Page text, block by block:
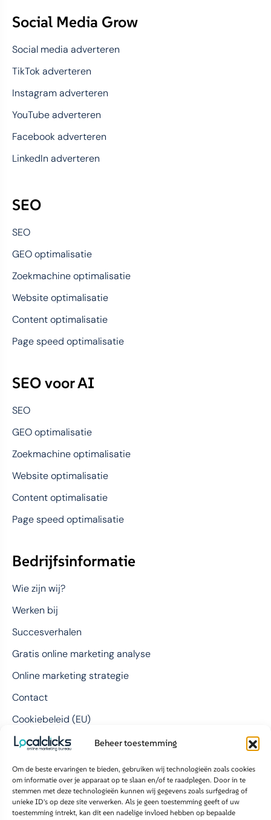
Beheer toestemming
Om de beste ervaringen te bieden, gebruiken wij technologieën zoals cookies
om informatie over je apparaat op te slaan en/of te raadplegen. Door in te
stemmen met deze technologieën kunnen wij gegevens zoals surfgedrag of
unieke ID's op deze site verwerken. Als je geen toestemming geeft of uw
toestemming intrekt, kan dit een nadelige invloed hebben op bepaalde
Social Media Grow
Social media adverteren
TikTok adverteren
Instagram adverteren
YouTube adverteren
Facebook adverteren
LinkedIn adverteren
SEO
SEO
GEO optimalisatie
Zoekmachine optimalisatie
Website optimalisatie
Content optimalisatie
Page speed optimalisatie
SEO voor AI
SEO
GEO optimalisatie
Zoekmachine optimalisatie
Website optimalisatie
Content optimalisatie
Page speed optimalisatie
Bedrijfsinformatie
Wie zijn wij?
Werken bij
Succesverhalen
Gratis online marketing analyse
Online marketing strategie
Contact
Cookiebeleid (EU)
LocalClicks BV
Bolderweg 1